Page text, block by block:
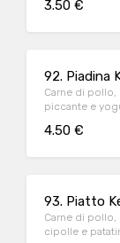
3.50 €
92. Piadina
Carne di pollo,
piccante e
4.50 €
93. Piatto
Carne di
cipolle e